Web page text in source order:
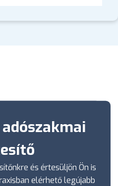
és értesüljön Ön is
elérhető legújabb